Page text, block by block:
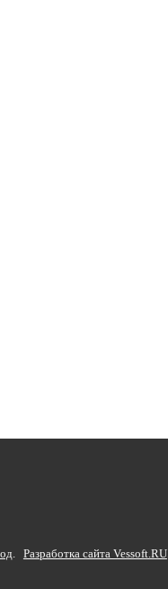
Разработка сайта Vessoft.RU.